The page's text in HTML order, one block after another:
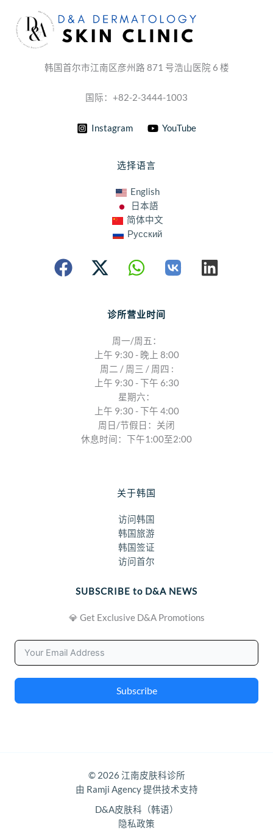
韩国首尔市江南区彦州路 871 号浩山医院 6 楼
国际：+82-2-3444-1003
Instagram YouTube
选择语言
English
日本語
简体中文
Русский
诊所营业时间
周一/周五：
上午 9:30 - 晚上 8:00
周二 / 周三 / 周四 :
上午 9:30 - 下午 6:30
星期六：
上午 9:30 - 下午 4:00
周日/节假日：关闭
休息时间：下午1:00至2:00
关于韩国
访问韩国
韩国旅游
韩国签证
访问首尔
SUBSCRIBE to D&A NEWS
💎 Get Exclusive D&A Promotions
Subscribe
© 2026 江南皮肤科诊所
由 Ramji Agency 提供技术支持
D&A皮肤科（韩语）
隐私政策